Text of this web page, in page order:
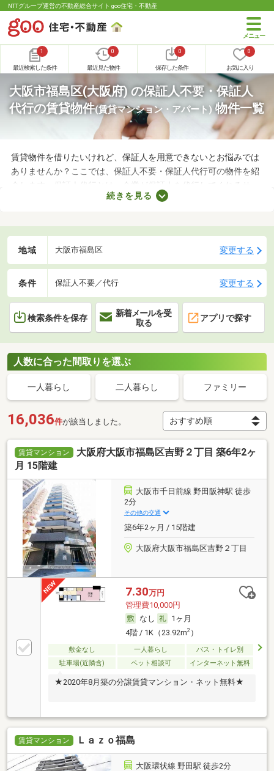
NTTグループ運営の不動産総合サイト goo住宅・不動産
1
最近検索した条件
0
最近見た物件
0
保存した条件
0
お気に入り
大阪市福島区(大阪府) の保証人不要・保証人
代行の賃貸物件(賃貸マンション・アパート)物件一覧
賃貸物件を借りたいけれど、保証人を用意できないとお悩みでは
ありませんか？ここでは、保証人不要・保証人代行可の物件を紹
介します。保証人代行とは、企業が保証人を代行してくれるサー
ビスです。保証人を用意できなくてもお部屋を借りられるので、
た生活を送りましょう。
続きを見る
地域 大阪市福島区 変更する
条件 保証人不要／代行 変更する
検索条件を保存
新着メールを受
取る
アプリで探す
人数に合った間取りを選ぶ
一人暮らし 二人暮らし ファミリー
16,036件が該当しました。
賃貸マンション
大阪府大阪市福島区吉野２丁目 築6年2ヶ
月 15階建
大阪市千日前線 野田阪神駅 徒歩
2分
その他の交通
築6年2ヶ月 / 15階建
大阪府大阪市福島区吉野２丁目
7.30万円
管理費10,000円
なし
1ヶ月
4階 / 1K（23.92m2）
敷金なし 一人暮らし
バス・トイレ別
駐車場(近隣含)
ペット相談可 インターネット無料
★2020年8月築の分譲賃貸マンション・ネット無料★
賃貸マンション Ｌａｚｏ福島
大阪環状線 野田駅 徒歩2分